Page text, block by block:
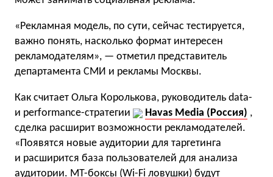
«Рекламная модель, по сути, сейчас тестируется,
важно понять, насколько формат интересен
рекламодателям», — отметил представитель
департамента СМИ и рекламы Москвы.
Как считает Ольга Королькова, руководитель data-
и performance-стратегии
Havas Media (Россия) ,
сделка расширит возможности рекламодателей.
«Появятся новые аудитории для таргетинга
и расширится база пользователей для анализа
аудитории. МТ-боксы (Wi-Fi ловушки) будут